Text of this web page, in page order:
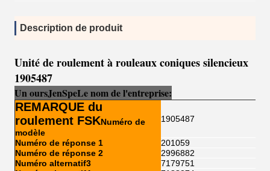
Description de produit
Unité de roulement à rouleaux coniques silencieux
1905487
Un oursJenSpeLe nom de l'entreprise:
REMARQUE du
roulement FSKNuméro de
modèle
1905487
Numéro de réponse 1
201059
Numéro de réponse 2
2996882
Numéro alternatif3
7179751